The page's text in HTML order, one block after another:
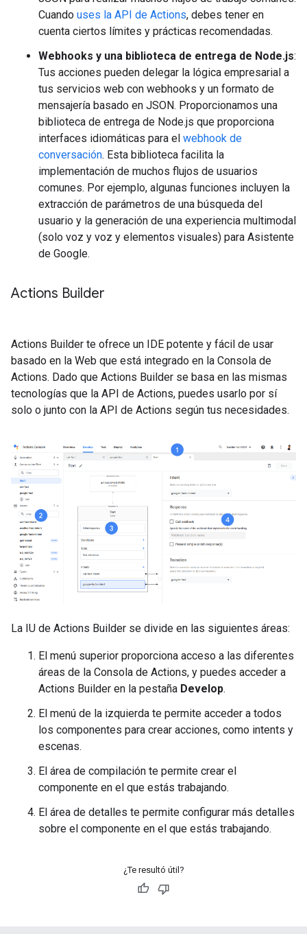
Cuando uses la API de Actions, debes tener en
cuenta ciertos límites y prácticas recomendadas.
Webhooks y una biblioteca de entrega de Node.js:
Tus acciones pueden delegar la lógica empresarial a
tus servicios web con webhooks y un formato de
mensajería basado en JSON. Proporcionamos una
biblioteca de entrega de Node.js que proporciona
interfaces idiomáticas para el webhook de
conversación. Esta biblioteca facilita la
implementación de muchos flujos de usuarios
comunes. Por ejemplo, algunas funciones incluyen la
extracción de parámetros de una búsqueda del
usuario y la generación de una experiencia multimodal
(solo voz y voz y elementos visuales) para Asistente
de Google.
Actions Builder
Actions Builder te ofrece un IDE potente y fácil de usar
basado en la Web que está integrado en la Consola de
Actions. Dado que Actions Builder se basa en las mismas
tecnologías que la API de Actions, puedes usarlo por sí
solo o junto con la API de Actions según tus necesidades.
La IU de Actions Builder se divide en las siguientes áreas:
El menú superior proporciona acceso a las diferentes
áreas de la Consola de Actions, y puedes acceder a
Actions Builder en la pestaña Develop.
El menú de la izquierda te permite acceder a todos
los componentes para crear acciones, como intents y
escenas.
El área de compilación te permite crear el
componente en el que estás trabajando.
El área de detalles te permite configurar más detalles
sobre el componente en el que estás trabajando.
¿Te resultó útil?